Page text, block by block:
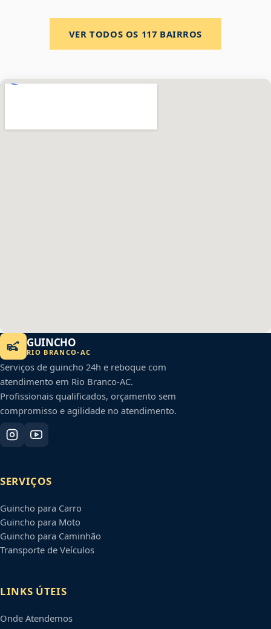
VER TODOS OS 117 BAIRROS
GUINCHO
RIO BRANCO-AC
Serviços de guincho 24h e reboque com
atendimento em Rio Branco-AC.
Profissionais qualificados, orçamento sem
compromisso e agilidade no atendimento.
SERVIÇOS
Guincho para Carro
Guincho para Moto
Guincho para Caminhão
Transporte de Veículos
LINKS ÚTEIS
Onde Atendemos